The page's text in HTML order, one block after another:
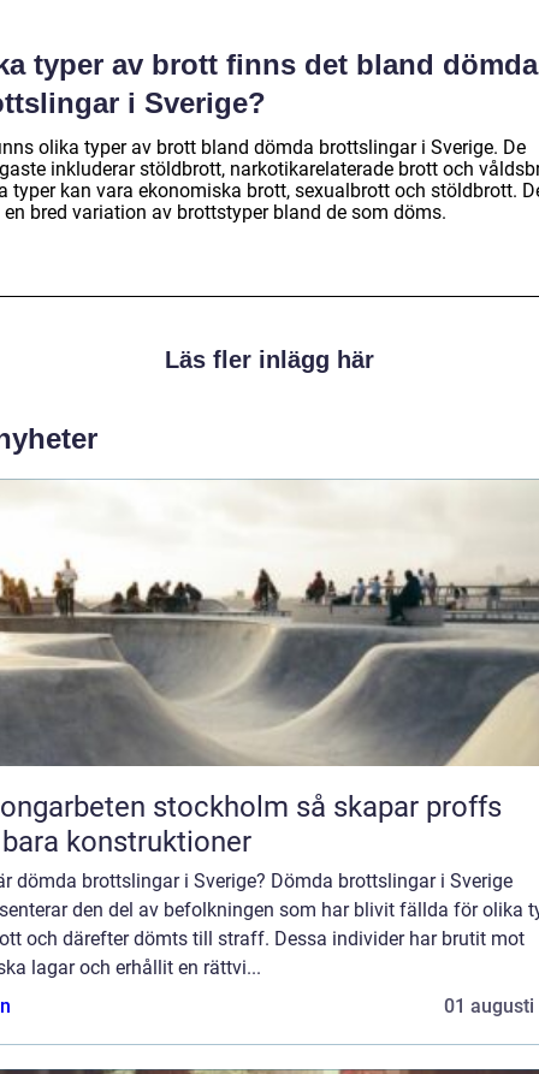
typer av brott finns det bland dömda
i Sverige?
olika typer av brott bland dömda brottslingar i Sverige. De
inkluderar stöldbrott, narkotikarelaterade brott och
typer kan vara ekonomiska brott, sexualbrott och stöldbrott.
bred variation av brottstyper bland de som döms.
Läs fler inlägg här
stockholm så skapar proffs
konstruktioner
dömda brottslingar i Sverige? Dömda brottslingar i Sverige
den del av befolkningen som har blivit fällda för olika
och därefter dömts till straff. Dessa individer har brutit mot
lagar och erhållit en rättvi...
01 augusti